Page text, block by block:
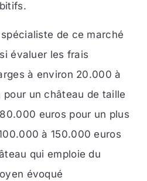
de ce marché
évaluer les frais
à environ 20.000 à
un château de taille
euros pour un plus
à 150.000 euros
qui emploie du
évoqué